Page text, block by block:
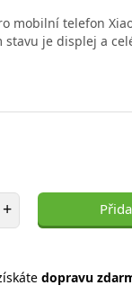
mobilní telefon
je displej a
+
dopravu